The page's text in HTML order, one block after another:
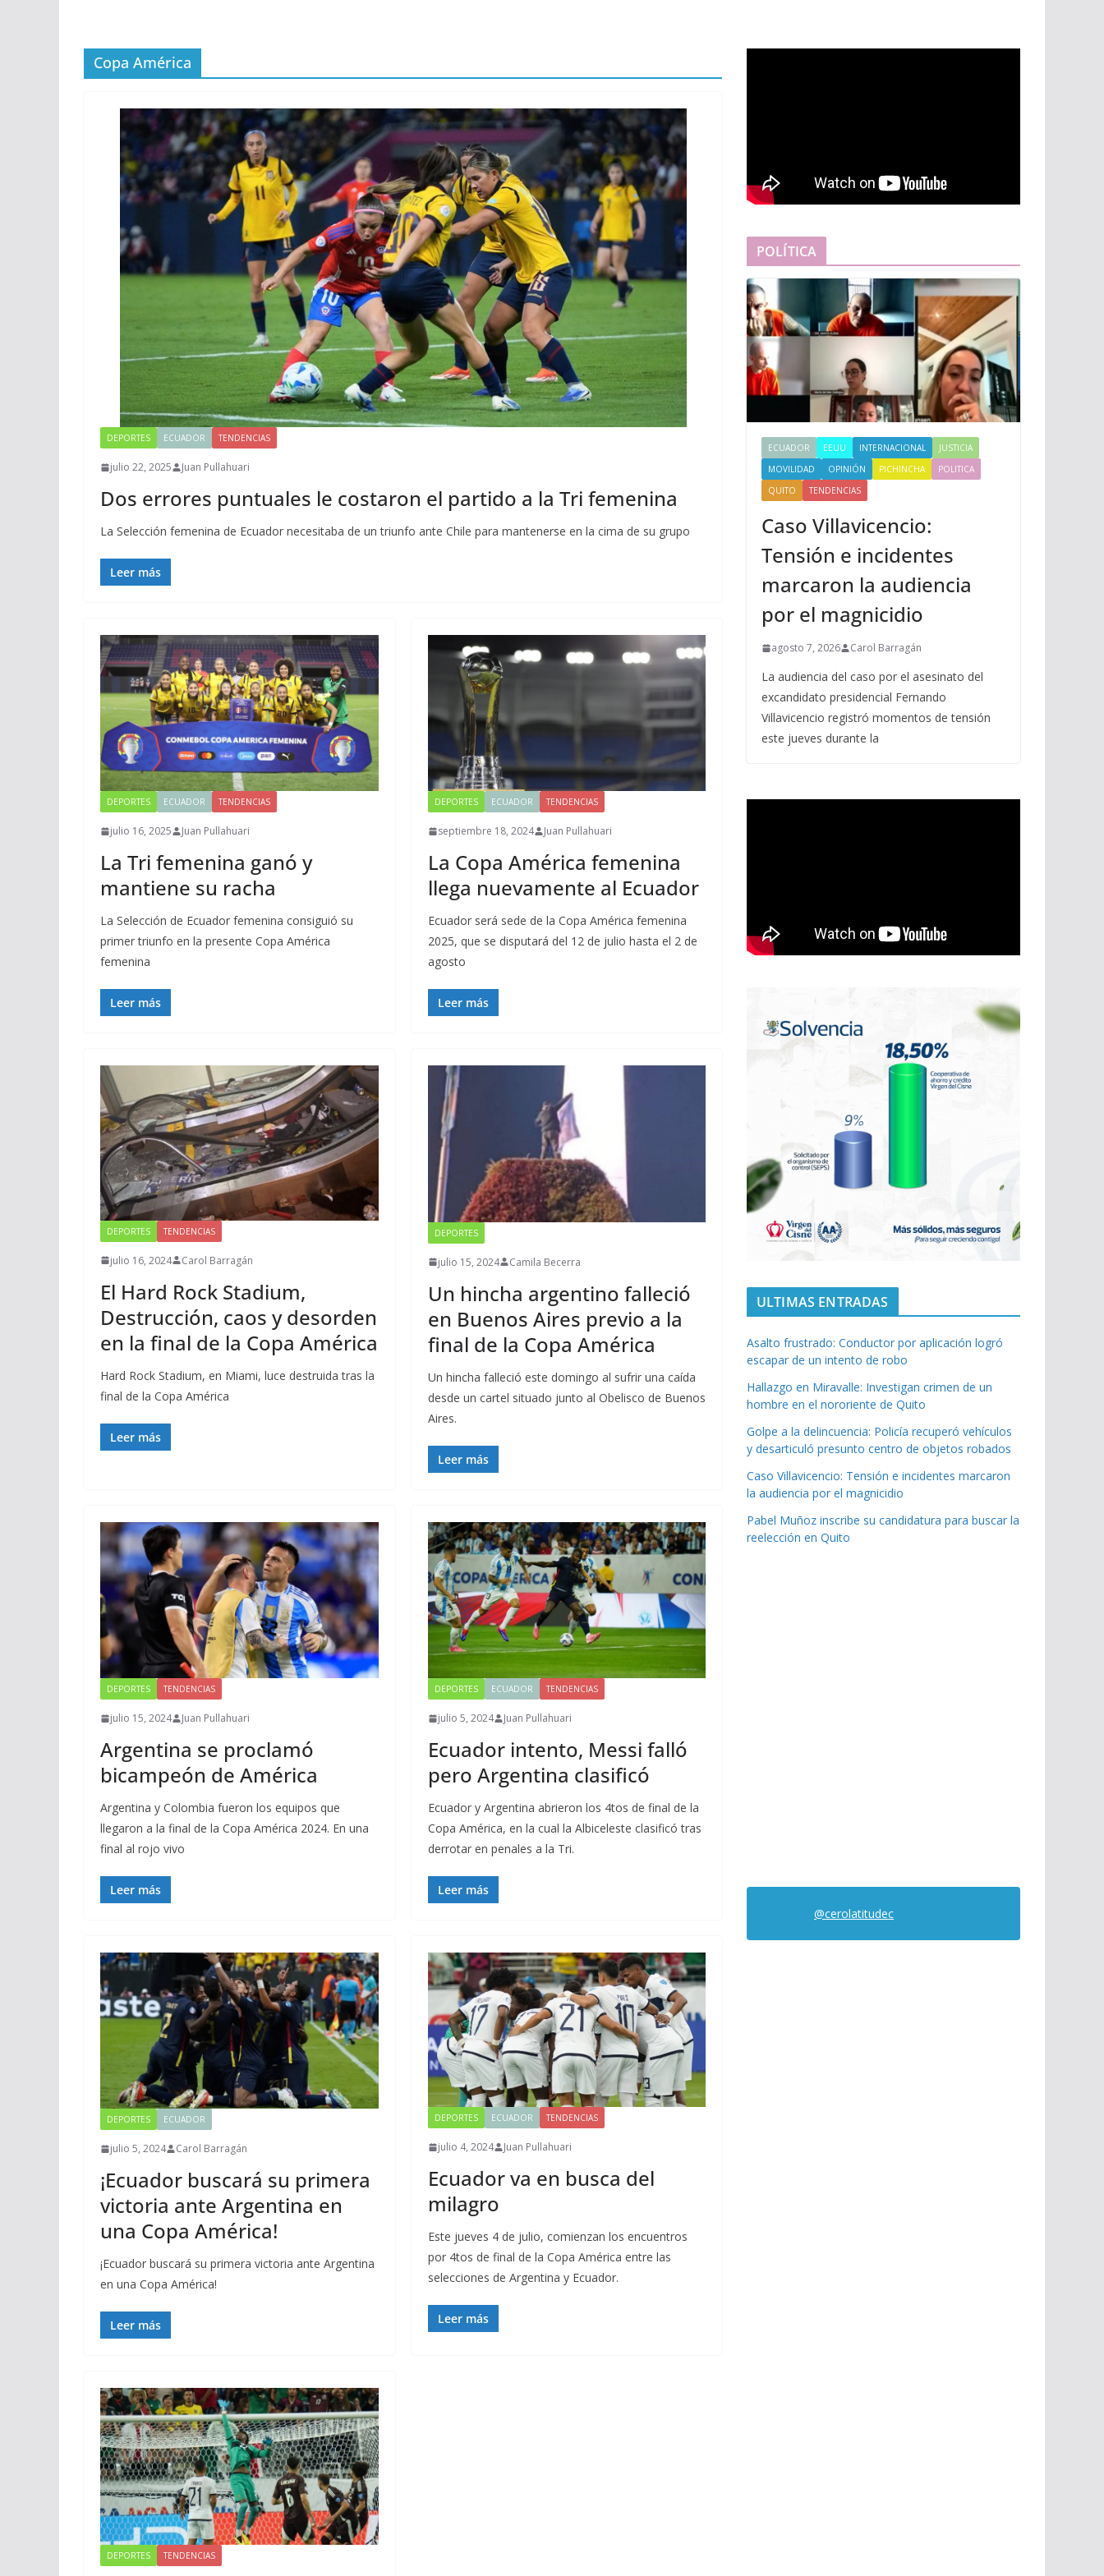
Copa América
DEPORTES ECUADOR TENDENCIAS
julio 22, 2025 Juan Pullahuari
Dos errores puntuales le costaron el partido a la Tri femenina
La Selección femenina de Ecuador necesitaba de un triunfo ante Chile para mantenerse en la cima de su grupo
Leer más
DEPORTES ECUADOR TENDENCIAS
julio 16, 2025 Juan Pullahuari
La Tri femenina ganó y
mantiene su racha
La Selección de Ecuador femenina consiguió su
primer triunfo en la presente Copa América
femenina
Leer más
DEPORTES ECUADOR TENDENCIAS
septiembre 18, 2024 Juan Pullahuari
La Copa América femenina
llega nuevamente al Ecuador
Ecuador será sede de la Copa América femenina
2025, que se disputará del 12 de julio hasta el 2 de
agosto
Leer más
DEPORTES TENDENCIAS
julio 16, 2024 Carol Barragán
El Hard Rock Stadium,
Destrucción, caos y desorden
en la final de la Copa América
Hard Rock Stadium, en Miami, luce destruida tras la
final de la Copa América
Leer más
DEPORTES
julio 15, 2024 Camila Becerra
Un hincha argentino falleció
en Buenos Aires previo a la
final de la Copa América
Un hincha falleció este domingo al sufrir una caída
desde un cartel situado junto al Obelisco de Buenos
Aires.
Leer más
DEPORTES TENDENCIAS
julio 15, 2024 Juan Pullahuari
Argentina se proclamó
bicampeón de América
Argentina y Colombia fueron los equipos que
llegaron a la final de la Copa América 2024. En una
final al rojo vivo
Leer más
DEPORTES ECUADOR TENDENCIAS
julio 5, 2024 Juan Pullahuari
Ecuador intento, Messi falló
pero Argentina clasificó
Ecuador y Argentina abrieron los 4tos de final de la
Copa América, en la cual la Albiceleste clasificó tras
derrotar en penales a la Tri.
Leer más
DEPORTES ECUADOR
julio 5, 2024 Carol Barragán
¡Ecuador buscará su primera
victoria ante Argentina en
una Copa América!
¡Ecuador buscará su primera victoria ante Argentina
en una Copa América!
Leer más
DEPORTES ECUADOR TENDENCIAS
julio 4, 2024 Juan Pullahuari
Ecuador va en busca del
milagro
Este jueves 4 de julio, comienzan los encuentros
por 4tos de final de la Copa América entre las
selecciones de Argentina y Ecuador.
Leer más
DEPORTES TENDENCIAS
POLÍTICA
ECUADOR EEUU INTERNACIONAL
JUSTICIA
MOVILIDAD
OPINIÓN PICHINCHA
POLITICA
QUITO
TENDENCIAS
Caso Villavicencio:
Tensión e incidentes
marcaron la audiencia
por el magnicidio
agosto 7, 2026 Carol Barragán
La audiencia del caso por el asesinato del
excandidato presidencial Fernando
Villavicencio registró momentos de tensión
este jueves durante la
ULTIMAS ENTRADAS
Asalto frustrado: Conductor por aplicación logró
escapar de un intento de robo
Hallazgo en Miravalle: Investigan crimen de un
hombre en el nororiente de Quito
Golpe a la delincuencia: Policía recuperó vehículos
y desarticuló presunto centro de objetos robados
Caso Villavicencio: Tensión e incidentes marcaron
la audiencia por el magnicidio
Pabel Muñoz inscribe su candidatura para buscar la
reelección en Quito
@cerolatitudec